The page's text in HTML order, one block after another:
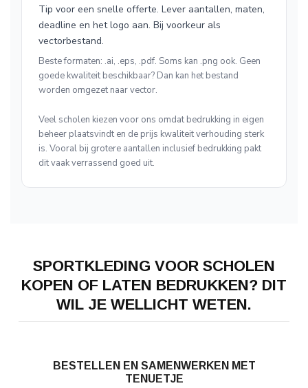
Tip voor een snelle offerte. Lever aantallen, maten,
deadline en het logo aan. Bij voorkeur als
vectorbestand.
Beste formaten: .ai, .eps, .pdf. Soms kan .png ook. Geen
goede kwaliteit beschikbaar? Dan kan het bestand
worden omgezet naar vector.
Veel scholen kiezen voor ons omdat bedrukking in eigen
beheer plaatsvindt en de prijs kwaliteit verhouding sterk
is. Vooral bij grotere aantallen inclusief bedrukking pakt
dit vaak verrassend goed uit.
SPORTKLEDING VOOR SCHOLEN
KOPEN OF LATEN BEDRUKKEN? DIT
WIL JE WELLICHT WETEN.
BESTELLEN EN SAMENWERKEN MET
TENUETJE